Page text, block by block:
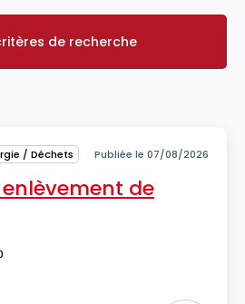
Vos critères de recherche
de recherche
/ Déchets Publiée le 07/08/2026
de